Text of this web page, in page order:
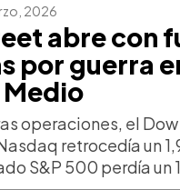
2026
abre con
por guerra
operaciones, el Dow
retrocedía un
S&P 500 perdía un